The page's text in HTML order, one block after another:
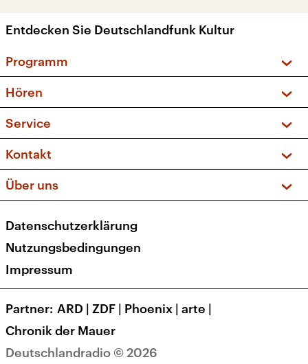
Entdecken Sie Deutschlandfunk Kultur
Programm
Sendungen und Podcasts
Musikliste
Kakadu – Das Kinderprogramm
Hören
Frequenzen (UKW + DAB+)
Service
FAQ
Apps
Newsletter
Kontakt
Social Media
Über uns
Presse
Karriere
Transparenz
Deutschlandradio © 2026
Datenschutzerklärung
Nutzungsbedingungen
Impressum
Partner ARD | ZDF | Phoenix | arte |
Chronik der Mauer